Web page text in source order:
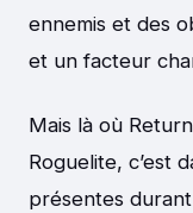
ennemis et des
et un facteur
Mais là où
Roguelite, c’est
présentes